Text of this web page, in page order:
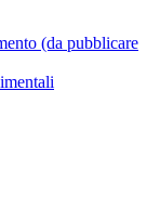
(da pubblicare